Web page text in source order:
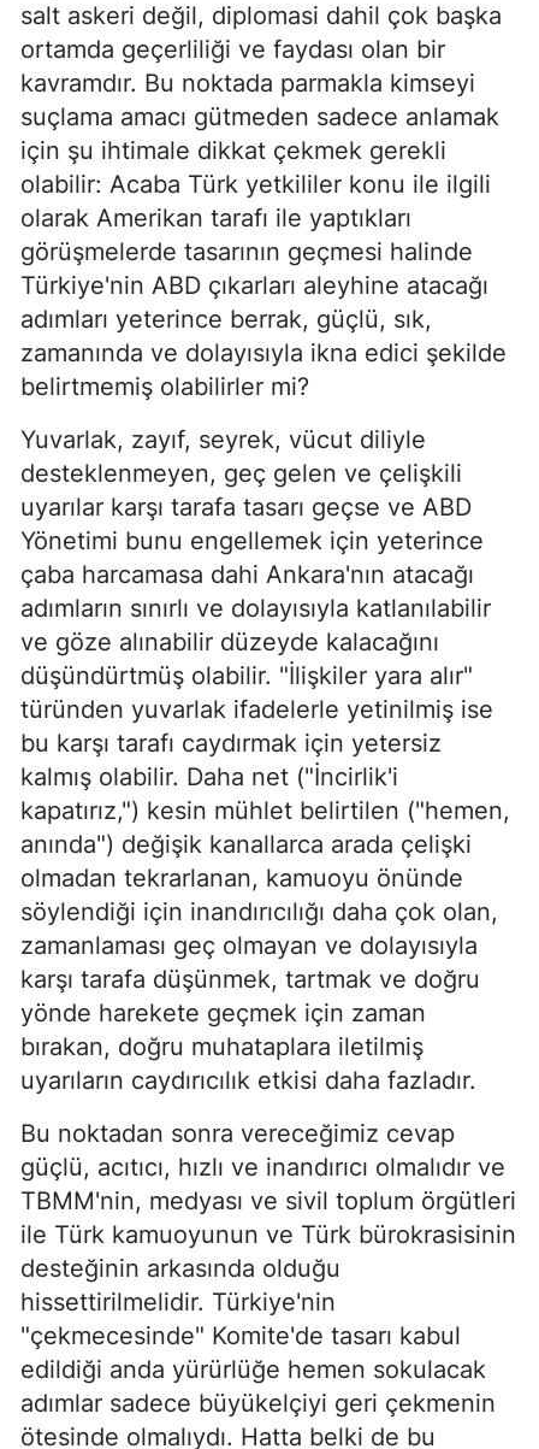
salt askeri değil, diplomasi dahil çok başka
ortamda geçerliliği ve faydası olan bir
kavramdır. Bu noktada parmakla kimseyi
suçlama amacı gütmeden sadece anlamak
için şu ihtimale dikkat çekmek gerekli
olabilir: Acaba Türk yetkililer konu ile ilgili
olarak Amerikan tarafı ile yaptıkları
görüşmelerde tasarının geçmesi halinde
Türkiye'nin ABD çıkarları aleyhine atacağı
adımları yeterince berrak, güçlü, sık,
zamanında ve dolayısıyla ikna edici şekilde
belirtmemiş olabilirler mi?
Yuvarlak, zayıf, seyrek, vücut diliyle
desteklenmeyen, geç gelen ve çelişkili
uyarılar karşı tarafa tasarı geçse ve ABD
Yönetimi bunu engellemek için yeterince
çaba harcamasa dahi Ankara'nın atacağı
adımların sınırlı ve dolayısıyla katlanılabilir
ve göze alınabilir düzeyde kalacağını
düşündürtmüş olabilir. "İlişkiler yara alır"
türünden yuvarlak ifadelerle yetinilmiş ise
bu karşı tarafı caydırmak için yetersiz
kalmış olabilir. Daha net ("İncirlik'i
kapatırız,") kesin mühlet belirtilen ("hemen,
anında") değişik kanallarca arada çelişki
olmadan tekrarlanan, kamuoyu önünde
söylendiği için inandırıcılığı daha çok olan,
zamanlaması geç olmayan ve dolayısıyla
karşı tarafa düşünmek, tartmak ve doğru
yönde harekete geçmek için zaman
bırakan, doğru muhataplara iletilmiş
uyarıların caydırıcılık etkisi daha fazladır.
Bu noktadan sonra vereceğimiz cevap
güçlü, acıtıcı, hızlı ve inandırıcı olmalıdır ve
TBMM'nin, medyası ve sivil toplum örgütleri
ile Türk kamuoyunun ve Türk bürokrasisinin
desteğinin arkasında olduğu
hissettirilmelidir. Türkiye'nin
"çekmecesinde" Komite'de tasarı kabul
edildiği anda yürürlüğe hemen sokulacak
adımlar sadece büyükelçiyi geri çekmenin
ötesinde olmalıydı. Hatta belki de bu